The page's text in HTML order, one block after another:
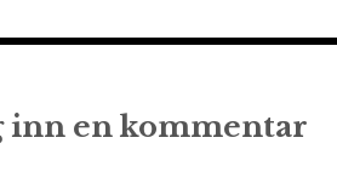
inn en kommentar